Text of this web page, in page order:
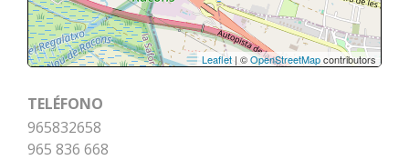
Leaflet | ©OpenStreetMapcontributors
TELÉFONO
965832658
965 836 668